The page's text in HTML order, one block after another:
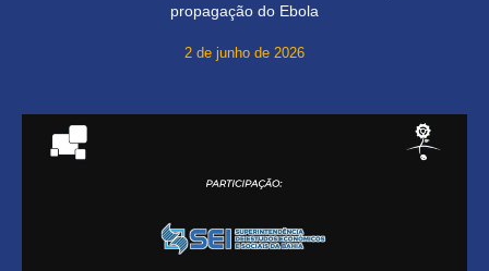
propagação do Ebola
2 de junho de 2026